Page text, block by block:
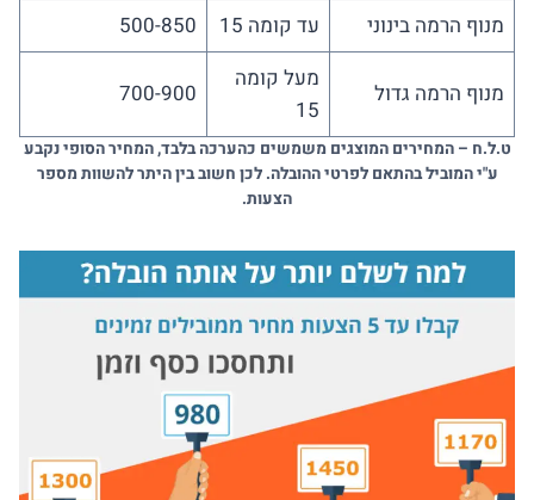
מנוף הרמה בינוני
עד קומה 15 500-850
מנוף הרמה גדול
מעל קומה
15
700-900
ט.ל.ח – המחירים המוצגים משמשים כהערכה בלבד, המחיר הסופי נקבע
ע"י המוביל בהתאם לפרטי ההובלה. לכן חשוב בין היתר להשוות מספר
הצעות.